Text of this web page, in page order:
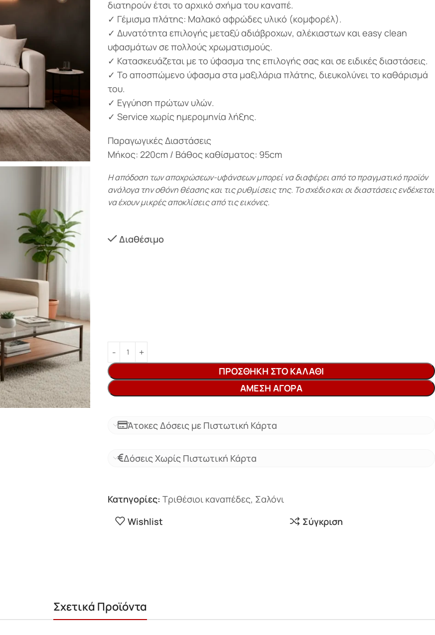
διατηρούν έτσι το αρχικό σχήμα του καναπέ.
✓ Γέμισμα πλάτης: Μαλακό αφρώδες υλικό (κομφορέλ).
✓ Δυνατότητα επιλογής μεταξύ αδιάβροχων, αλέκιαστων και easy clean
υφασμάτων σε πολλούς χρωματισμούς.
✓ Κατασκευάζεται με το ύφασμα της επιλογής σας και σε ειδικές διαστάσεις.
✓ Το αποσπώμενο ύφασμα στα μαξιλάρια πλάτης, διευκολύνει το καθάρισμά
του.
✓ Εγγύηση πρώτων υλών.
✓ Service χωρίς ημερομηνία λήξης.
Παραγωγικές Διαστάσεις
Μήκος: 220cm / Bάθος καθίσματος: 95cm
Η απόδοση των αποχρώσεων-υφάνσεων μπορεί να διαφέρει από το πραγματικό προϊόν
ανάλογα την οθόνη θέασης και τις ρυθμίσεις της. Το σχέδιο και οι διαστάσεις ενδέχεται
να έχουν μικρές αποκλίσεις από τις εικόνες.
Διαθέσιμο
ΠΡΟΣΘΉΚΗ ΣΤΟ ΚΑΛΆΘΙ
ΆΜΕΣΗ ΑΓΟΡΆ
Άτοκες Δόσεις με Πιστωτική Κάρτα
Δόσεις Χωρίς Πιστωτική Κάρτα
Κατηγορίες: Τριθέσιοι καναπέδες, Σαλόνι
Wishlist
Σύγκριση
Σχετικά Προϊόντα